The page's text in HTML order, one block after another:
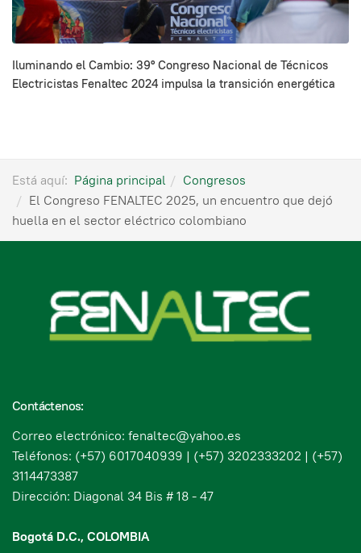
Iluminando el Cambio: 39º Congreso Nacional de Técnicos
Electricistas Fenaltec 2024 impulsa la transición energética
Está aquí: Página principal
Congresos
El Congreso FENALTEC 2025, un encuentro que dejó
huella en el sector eléctrico colombiano
Contáctenos:
Correo electrónico: fenaltec@yahoo.es
Teléfonos: (+57) 6017040939 | (+57) 3202333202 | (+57)
3114473387
Dirección: Diagonal 34 Bis # 18 - 47
Bogotá D.C., COLOMBIA